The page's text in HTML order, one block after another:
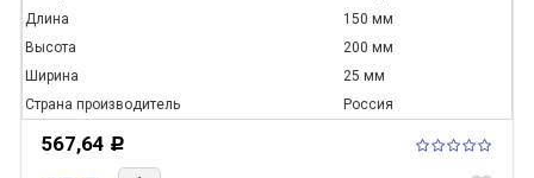
Длина
150 мм
Высота
200 мм
Ширина
25 мм
Страна производитель
Россия
567,64 Р